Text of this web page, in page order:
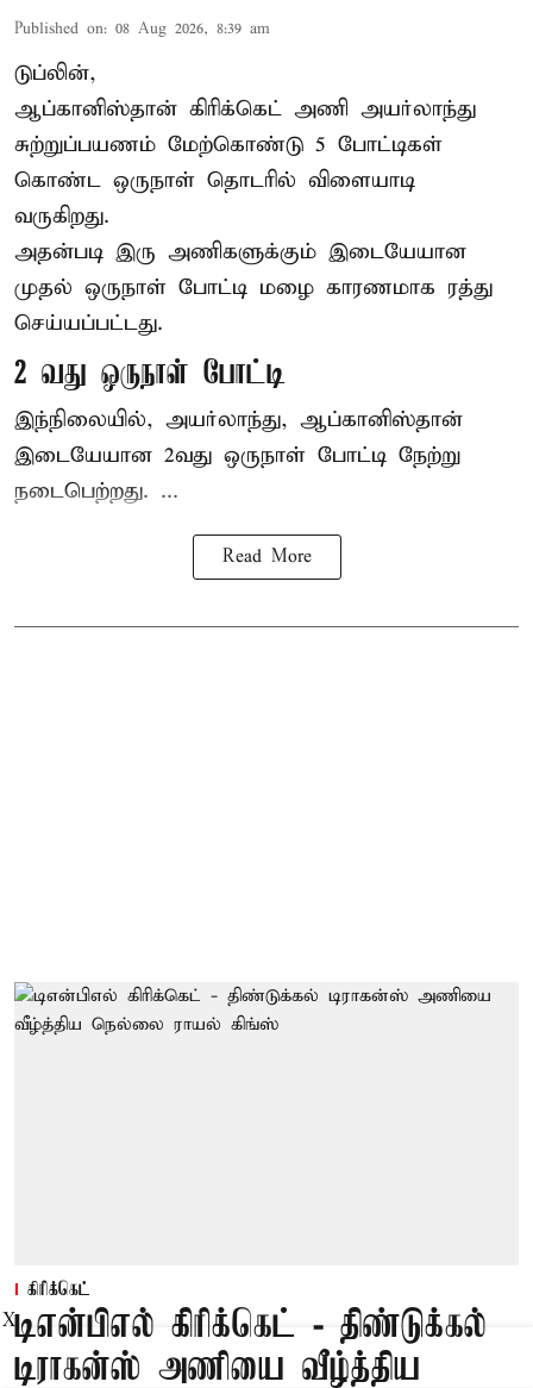
Published on: 08 Aug 2026, 8:39 am
டுப்லின்,
ஆப்கானிஸ்தான் கிரிக்கெட் அணி அயர்லாந்து
சுற்றுப்பயணம் மேற்கொண்டு 5 போட்டிகள்
கொண்ட ஒருநாள் தொடரில் விளையாடி
வருகிறது.
அதன்படி இரு அணிகளுக்கும் இடையேயான
முதல் ஒருநாள் போட்டி மழை காரணமாக ரத்து
செய்யப்பட்டது.
2 வது ஒருநாள் போட்டி
இந்நிலையில், அயர்லாந்து, ஆப்கானிஸ்தான்
இடையேயான 2வது ஒருநாள் போட்டி நேற்று
நடைபெற்றது. ...
Read More
கிரிக்கெட்
டிஎன்பிஎல் கிரிக்கெட் - திண்டுக்கல்
டிராகன்ஸ் அணியை வீழ்த்திய
X